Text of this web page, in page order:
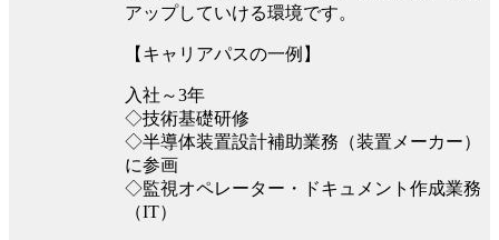
アップしていける環境です。
【キャリアパスの一例】
入社～3年
◇技術基礎研修
◇半導体装置設計補助業務（装置メーカー）
に参画
◇監視オペレーター・ドキュメント作成業務
（IT）